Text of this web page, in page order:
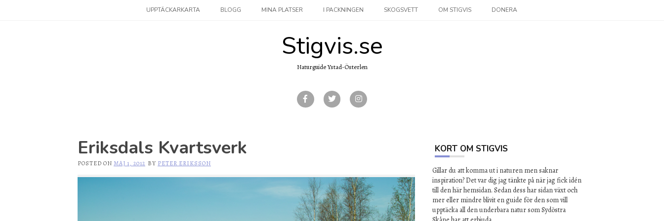
UPPTÄCKARKARTA BLOGG MINA PLATSER I PACKNINGEN SKOGSVETT OM STIGVIS DONERA
Stigvis.se
Naturguide Ystad-Österlen
Eriksdals Kvartsverk
POSTED ON MAJ 1, 2012 BY PETER ERIKSSON
KORT OM STIGVIS
Gillar du att komma ut i naturen men saknar
inspiration? Det var dig jag tänkte på när jag fick idén
till den här hemsidan. Sedan dess har sidan växt och
mer eller mindre blivit en guide för den som vill
upptäcka all den underbara natur som Sydöstra